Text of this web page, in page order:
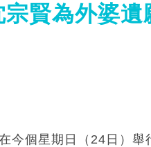
賢為外婆
今個星期日（24日）